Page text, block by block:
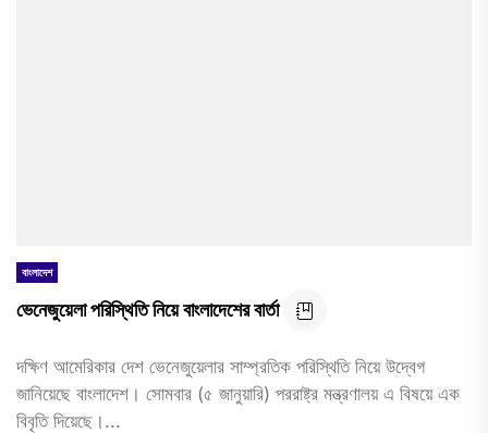
বাংলাদেশ
ভেনেজুয়েলা পরিস্থিতি নিয়ে বাংলাদেশের বার্তা
দক্ষিণ আমেরিকার দেশ ভেনেজুয়েলার সাম্প্রতিক পরিস্থিতি নিয়ে উদ্বেগ
জানিয়েছে বাংলাদেশ। সোমবার (৫ জানুয়ারি) পররাষ্ট্র মন্ত্রণালয় এ বিষয়ে এক
বিবৃতি দিয়েছে।...